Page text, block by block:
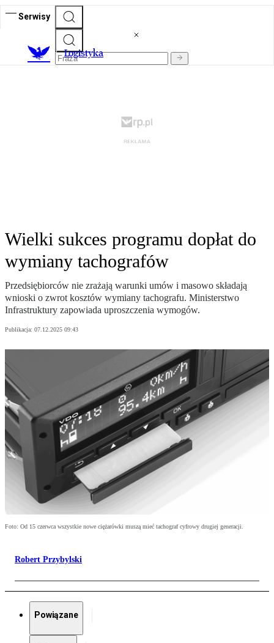
Serwisy
Logistyka
Wielki sukces programu dopłat do
wymiany tachografów
Przedsiębiorców nie zrażają warunki umów i masowo składają
wnioski o zwrot kosztów wymiany tachografu. Ministerstwo
Infrastruktury zapowiada uproszczenia wymogów.
Publikacja: 07.12.2025 09:43
Foto: Od 15 czerwca wszystkie nowe ciężarówki muszą mieć tachograf cyfrowy drugiej generacji.
Robert Przybylski
Powiązane